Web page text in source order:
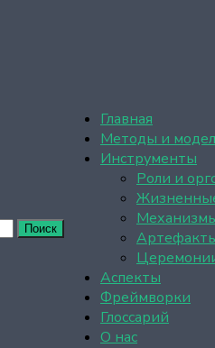
Главная
Методы и
Инструменты
Роли и
Аспекты
Фреймворки
Глоссарий
О нас